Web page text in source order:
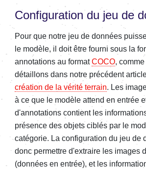
Configuration du jeu de
Pour que notre jeu de données
le modèle, il doit être fourni sous la
annotations au formatCOCO,
détaillons dans notre précédent
création de la vérité terrain. Les
à ce que le modèle attend en entrée
d'annotations contient les
présence des objets ciblés par le
catégorie. La configuration du jeu de
donc permettre d'extraire les images
(données en entrée), et les